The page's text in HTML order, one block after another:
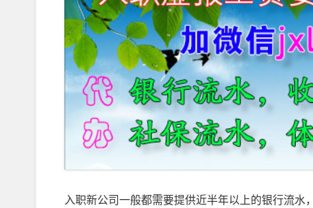
入职新公司一般都需要提供近半年以上的银行流